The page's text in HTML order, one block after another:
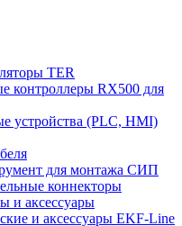
TER
контроллеры RX500 для
устройства (PLC, HMI)
для монтажа СИП
коннекторы
и аксессуары
и аксессуары EKF-Line